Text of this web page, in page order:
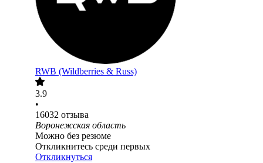
RWB (Wildberries & Russ)
3.9
•
16032 отзыва
Воронежская область
Можно без резюме
Откликнитесь среди первых
Откликнуться